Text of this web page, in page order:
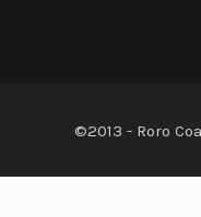
©2013 - Roro